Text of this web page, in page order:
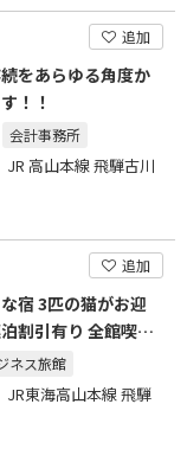
追加
をあらゆる角度か
！！
会計事務所
高山本線 飛騨古川
追加
宿 3匹の猫がお迎
割引有り 全館喫煙
ネス旅館
東海高山本線 飛騨